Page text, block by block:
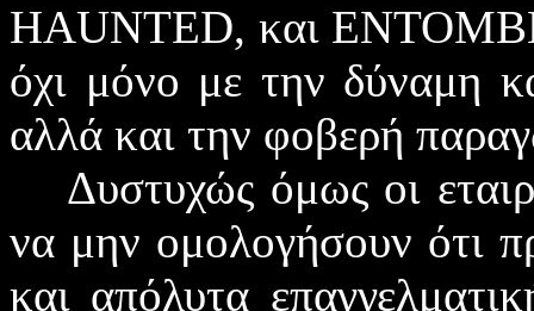
HAUNTED, και
όχι μόνο με την δύναμη
αλλά και την φοβερή
Δυστυχώς όμως οι
να μην ομολογήσουν ότι
και απόλυτα